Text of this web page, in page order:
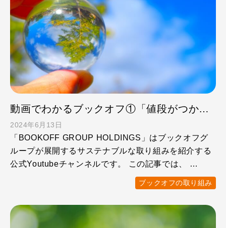
動画でわかるブックオフ①「値段がつかない本やCDがどうなるか、知ってる？」
2024年6月13日
「BOOKOFF GROUP HOLDINGS」はブックオフグ
ループが展開するサステナブルな取り組みを紹介する
公式Youtubeチャンネルです。 この記事では、 …
ブックオフの取り組み